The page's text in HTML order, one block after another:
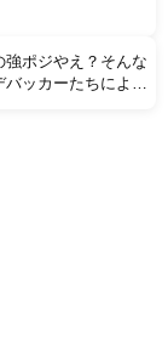
強ポジやえ？そんな
バッカーたちにより